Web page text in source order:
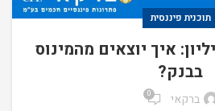
תוכנית פיננסית
איך יוצאים מהמינוס
בבנק?
ברקאי 0